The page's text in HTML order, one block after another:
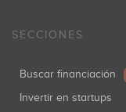
SECCIONES
Buscar financiación
Invertir en startups